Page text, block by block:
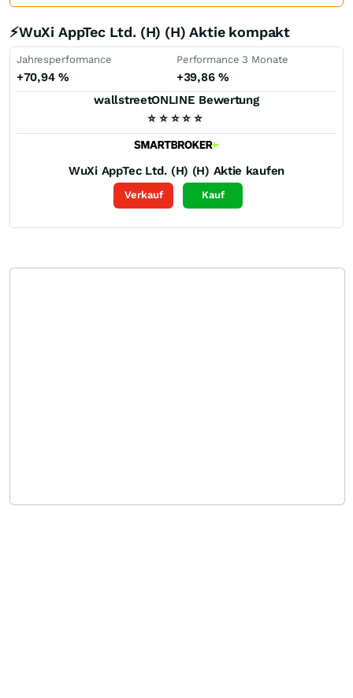
⚡WuXi AppTec Ltd. (H) (H) Aktie kompakt
Jahresperformance
+70,94 %
Performance 3 Monate
+39,86 %
wallstreetONLINE Bewertung
⭐ ⭐ ⭐ ⭐ ⭐
WuXi AppTec Ltd. (H) (H) Aktie kaufen
Verkauf Kauf